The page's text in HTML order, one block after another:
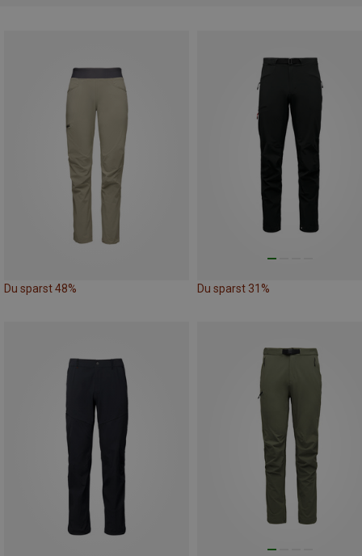
Du sparst 48% Du sparst 31%